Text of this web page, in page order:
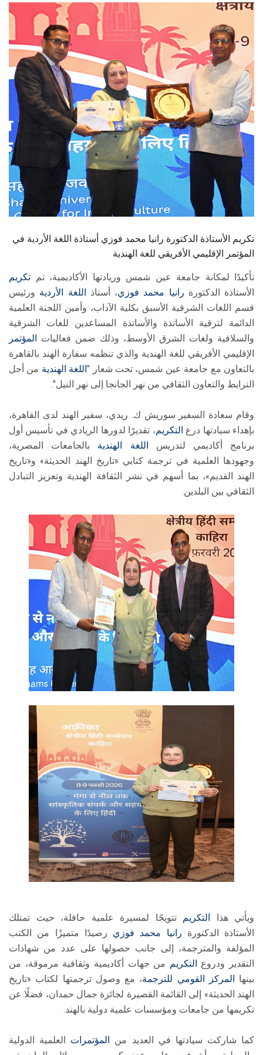
الطلاب
هيئة التدريس
الدراسات العليا
الخريجين
الموظفون
الزائـرون
سجل الان
تكريم الأستاذة الدكتورة رانيا محمد فوزي أستاذة اللغة الأردية في
المؤتمر الإقليمي الأفريقي للغة الهندية
تأكيدًا لمكانة جامعة عين شمس وريادتها الأكاديمية، تم تكريم
الأستاذة الدكتورة رانيا محمد فوزي، أستاذ اللغة الأردية ورئيس
قسم اللغات الشرقية الأسبق بكلية الآداب، وأمين اللجنة العلمية
الدائمة لترقية الأساتذة والأساتذة المساعدين للغات الشرقية
والسلافية ولغات الشرق الأوسط، وذلك ضمن فعاليات المؤتمر
الإقليمي الأفريقي للغة الهندية والذي تنظمه سفارة الهند بالقاهرة
بالتعاون مع جامعة عين شمس، تحت شعار "اللغة الهندية من أجل
الترابط والتعاون الثقافي من نهر الجانجا إلى نهر النيل".
وقام سعادة السفير سوريش ك. ريدي، سفير الهند لدى القاهرة،
بإهداء سيادتها درع التكريم، تقديرًا لدورها الريادي في تأسيس أول
برنامج أكاديمي لتدريس اللغة الهندية بالجامعات المصرية،
وجهودها العلمية في ترجمة كتابي «تاريخ الهند الحديثة» و«تاريخ
الهند القديم»، بما أسهم في نشر الثقافة الهندية وتعزيز التبادل
الثقافي بين البلدين.
ويأتي هذا التكريم تتويجًا لمسيرة علمية حافلة، حيث تمتلك
الأستاذة الدكتورة رانيا محمد فوزي رصيدًا متميزًا من الكتب
المؤلفة والمترجمة، إلى جانب حصولها على عدد من شهادات
التقدير ودروع التكريم من جهات أكاديمية وثقافية مرموقة، من
بينها المركز القومي للترجمة، مع وصول ترجمتها لكتاب «تاريخ
الهند الحديثة» إلى القائمة القصيرة لجائزة جمال حمدان، فضلًا عن
تكريمها من جامعات ومؤسسات علمية دولية بالهند.
كما شاركت سيادتها في العديد من المؤتمرات العلمية الدولية